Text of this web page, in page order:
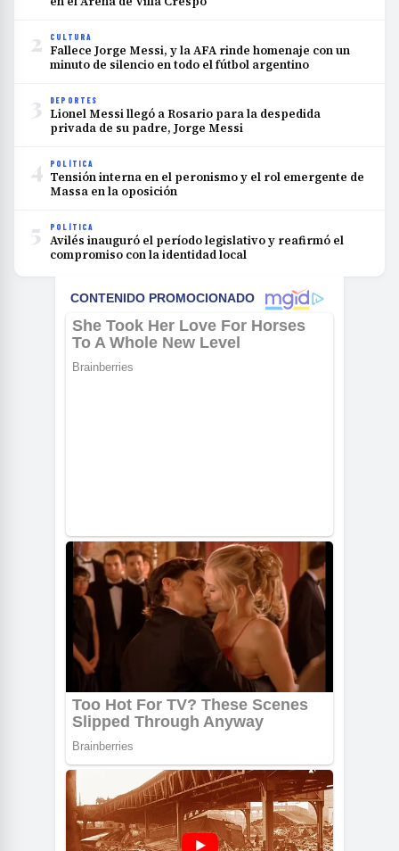
2 CULTURA
Fallece Jorge Messi, y la AFA rinde homenaje con un
minuto de silencio en todo el fútbol argentino
3 DEPORTES
Lionel Messi llegó a Rosario para la despedida
privada de su padre, Jorge Messi
4 POLÍTICA
Tensión interna en el peronismo y el rol emergente de
Massa en la oposición
5 POLÍTICA
Avilés inauguró el período legislativo y reafirmó el
compromiso con la identidad local